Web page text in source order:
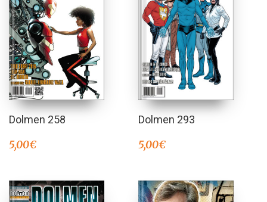
Dolmen 258
5,00€
Dolmen 293
5,00€